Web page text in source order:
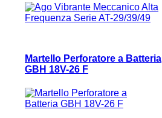
Martello Perforatore a Batteria
GBH 18V-26 F